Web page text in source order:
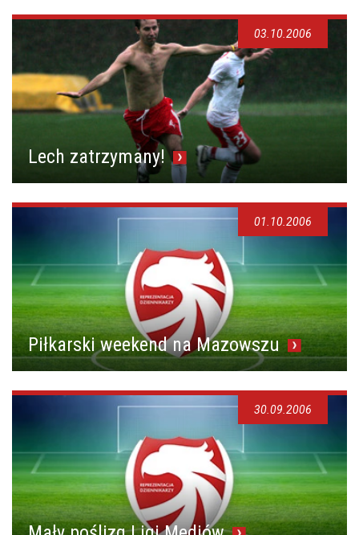
Lech zatrzymany!
03.10.2006
Piłkarski weekend na Mazowszu
01.10.2006
30.09.2006